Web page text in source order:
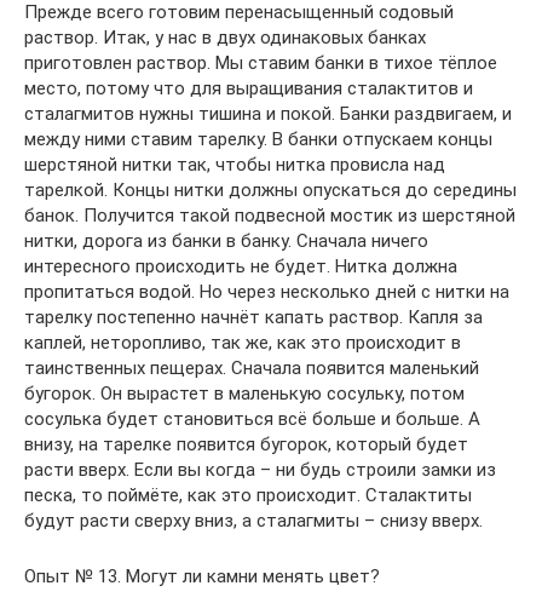
Прежде всего готовим перенасыщенный содовый
раствор. Итак, у нас в двух одинаковых банках
приготовлен раствор. Мы ставим банки в тихое тёплое
место, потому что для выращивания сталактитов и
сталагмитов нужны тишина и покой. Банки раздвигаем, и
между ними ставим тарелку. В банки отпускаем концы
шерстяной нитки так, чтобы нитка провисла над
тарелкой. Концы нитки должны опускаться до середины
банок. Получится такой подвесной мостик из шерстяной
нитки, дорога из банки в банку. Сначала ничего
интересного происходить не будет. Нитка должна
пропитаться водой. Но через несколько дней с нитки на
тарелку постепенно начнёт капать раствор. Капля за
каплей, неторопливо, так же, как это происходит в
таинственных пещерах. Сначала появится маленький
бугорок. Он вырастет в маленькую сосульку, потом
сосулька будет становиться всё больше и больше. А
внизу, на тарелке появится бугорок, который будет
расти вверх. Если вы когда – ни будь строили замки из
песка, то поймёте, как это происходит. Сталактиты
будут расти сверху вниз, а сталагмиты – снизу вверх.
Опыт № 13. Могут ли камни менять цвет?